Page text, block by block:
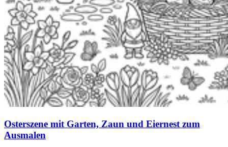
Osterszene mit Garten, Zaun und Eiernest zum
Ausmalen